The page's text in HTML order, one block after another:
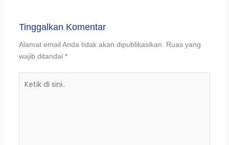
Tinggalkan Komentar
Alamat email Anda tidak akan dipublikasikan.
Ruas yang
wajib ditandai *